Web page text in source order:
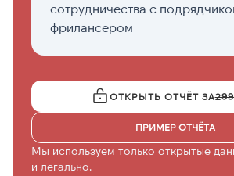
сотрудничества с
фрилансером
ОТКРЫТЬ ОТЧЁТ ЗА
ПРИМЕР ОТЧЁТА
Мы используем только открытые
и легально.